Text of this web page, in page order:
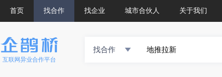
首页 找合作 找企业 城市合伙人 关于我们
互联网异业合作平台
找合作